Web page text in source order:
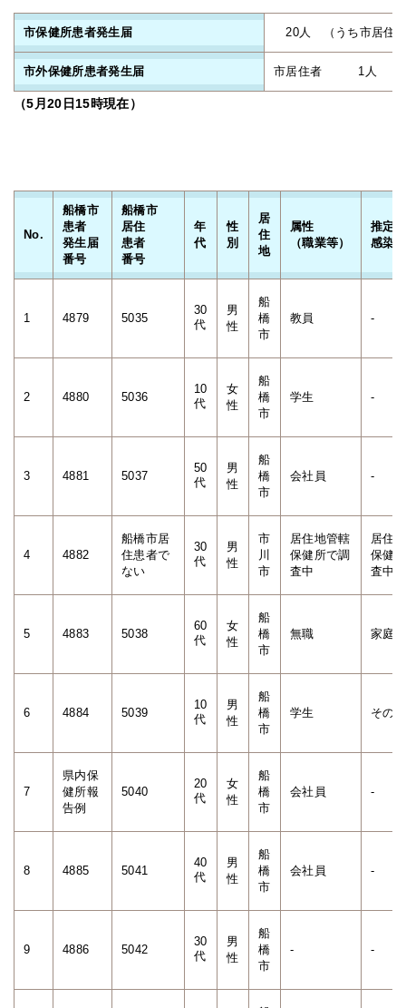
市保健所患者発生届 20人 （うち市居
市外保健所患者発生届 市居住者 1人
（5月20 日15時現在）
No.
船橋市
患者
発生届
番号
船橋市
居住
患者
番号
年
代
性
別
居
住
地
属性
（職業等）
推定
感染
1 4879 5035
30
代
男
性
船
橋
市
教員 -
2 4880 5036
10
代
女
性
船
橋
市
学生 -
3 4881 5037
50
代
男
性
船
橋
市
会社員 -
4 4882
船橋市居
住患者で
ない
30
代
男
性
市
川
市
居住地管轄
保健所で調
査中
居住
保健
査中
5 4883 5038
60
代
女
性
船
橋
市
無職 家庭内
6 4884 5039
10
代
男
性
船
橋
市
学生 その他
7
県内保
健所報
告例
5040
20
代
女
性
船
橋
市
会社員 -
8 4885 5041
40
代
男
性
船
橋
市
会社員 -
9 4886 5042
30
代
男
性
船
橋
市
- -